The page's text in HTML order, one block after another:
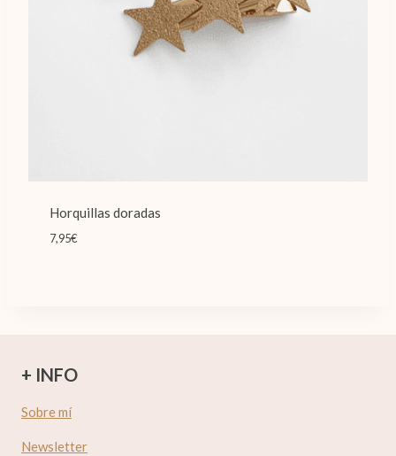
Horquillas doradas
7,95€
+ INFO
Sobre mí
Newsletter